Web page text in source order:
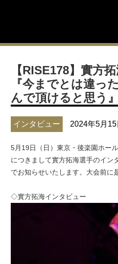
【RISE178】實方
『今までとは違っ
んで頂けると思う』
インタビュー 2024年5月15
5月19日（日）東京・後楽園ホー
につきまして實方拓海選手のイン
でお知らせいたします。大会前に
◇實方拓海インタビュー